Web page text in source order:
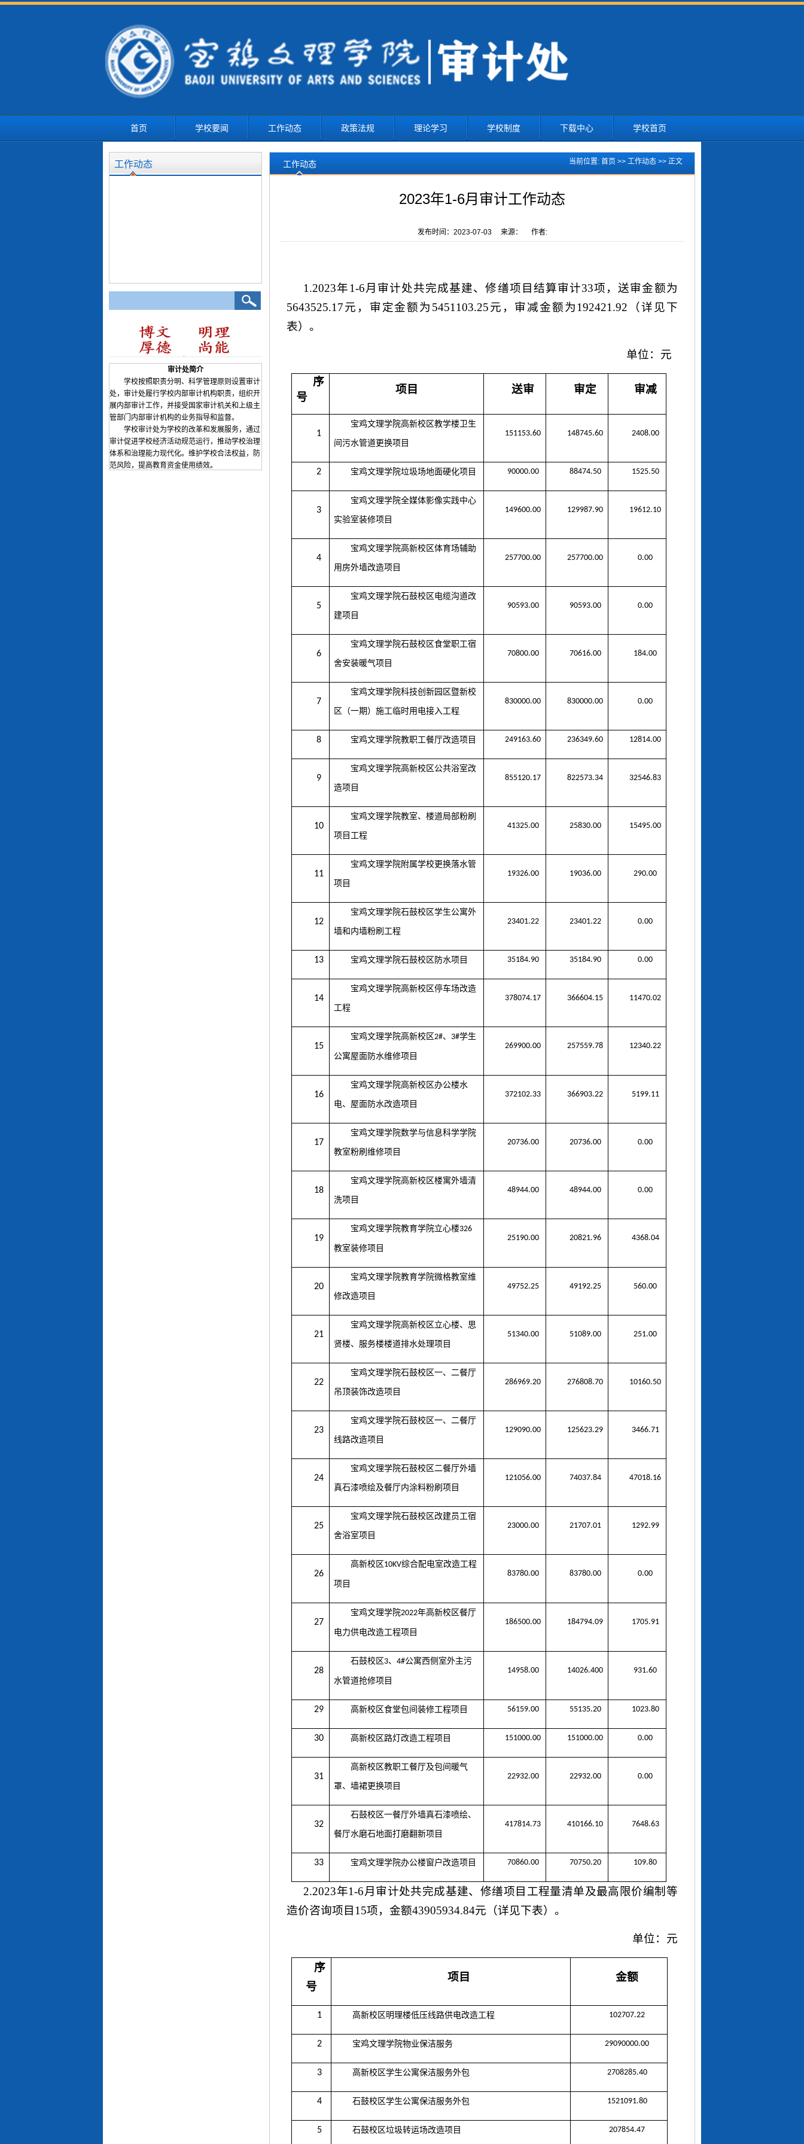
首页 学校要闻 工作动态 政策法规 理论学习 学校制度 下载中心 学校首页
工作动态
审计处简介
学校按照职责分明、科学管理原则设置审计
处，审计处履行学校内部审计机构职责，组织开
展内部审计工作，并接受国家审计机关和上级主
管部门内部审计机构的业务指导和监督。
学校审计处为学校的改革和发展服务，通过
审计促进学校经济活动规范运行，推动学校治理
体系和治理能力现代化。维护学校合法权益，防
范风险，提高教育资金使用绩效。
工作动态 当前位置: 首页 >> 工作动态 >> 正文
2023年1-6月审计工作动态
发布时间：2023-07-03 来源： 作者:
1.2023年1-6月审计处共完成基建、修缮项目结算审计33项，送审金额为
5643525.17元，审定金额为 5451103.25元，审减金额为192421.92 （详见下
表）。
单位：元
序
号
项目 送审 审定 审减
1
宝鸡文理学院高新校区教学楼卫生
间污水管道更换项目
151153.60 148745.60 2408.00
2 宝鸡文理学院垃圾场地面硬化项目 90000.00 88474.50 1525.50
3
宝鸡文理学院全媒体影像实践中心
实验室装修项目
149600.00 129987.90 19612.10
4
宝鸡文理学院高新校区体育场辅助
用房外墙改造项目
257700.00 257700.00 0.00
5
宝鸡文理学院石鼓校区电缆沟道改
建项目
90593.00 90593.00 0.00
6
宝鸡文理学院石鼓校区食堂职工宿
舍安装暖气项目
70800.00 70616.00 184.00
7
宝鸡文理学院科技创新园区暨新校
区（一期）施工临时用电接入工程
830000.00 830000.00 0.00
8 宝鸡文理学院教职工餐厅改造项目 249163.60 236349.60 12814.00
9
宝鸡文理学院高新校区公共浴室改
造项目
855120.17 822573.34 32546.83
10
宝鸡文理学院教室、楼道局部粉刷
项目工程
41325.00 25830.00 15495.00
11
宝鸡文理学院附属学校更换落水管
项目
19326.00 19036.00 290.00
12
宝鸡文理学院石鼓校区学生公寓外
墙和内墙粉刷工程
23401.22 23401.22 0.00
13 宝鸡文理学院石鼓校区防水项目 35184.90 35184.90 0.00
14
宝鸡文理学院高新校区停车场改造
工程
378074.17 366604.15 11470.02
15
宝鸡文理学院高新校区2#、 3#学生
公寓屋面防水维修项目
269900.00 257559.78 12340.22
16
宝鸡文理学院高新校区办公楼水
电、屋面防水改造项目
372102.33 366903.22 5199.11
17
宝鸡文理学院数学与信息科学学院
教室粉刷维修项目
20736.00 20736.00 0.00
18
宝鸡文理学院高新校区楼寓外墙清
洗项目
48944.00 48944.00 0.00
19
宝鸡文理学院教育学院立心楼326
教室装修项目
25190.00 20821.96 4368.04
20
宝鸡文理学院教育学院微格教室维
修改造项目
49752.25 49192.25 560.00
21
宝鸡文理学院高新校区立心楼、思
贤楼、服务楼楼道排水处理项目
51340.00 51089.00 251.00
22
宝鸡文理学院石鼓校区一、二餐厅
吊顶装饰改造项目
286969.20 276808.70 10160.50
23
宝鸡文理学院石鼓校区一、二餐厅
线路改造项目
129090.00 125623.29 3466.71
24
宝鸡文理学院石鼓校区二餐厅外墙
真石漆喷绘及餐厅内涂料粉刷项目
121056.00 74037.84 47018.16
25
宝鸡文理学院石鼓校区改建员工宿
舍浴室项目
23000.00 21707.01 1292.99
26
高新校区10KV综合配电室改造工程
项目
83780.00 83780.00 0.00
27
宝鸡文理学院2022年高新校区餐厅
电力供电改造工程项目
186500.00 184794.09 1705.91
28
石鼓校区3、 4#公寓西侧室外主污
水管道抢修项目
14958.00 14026.400 931.60
29 高新校区食堂包间装修工程项目 56159.00 55135.20 1023.80
30 高新校区路灯改造工程项目 151000.00 151000.00 0.00
31
高新校区教职工餐厅及包间暖气
罩、墙裙更换项目
22932.00 22932.00 0.00
32
石鼓校区一餐厅外墙真石漆喷绘、
餐厅水磨石地面打磨翻新项目
417814.73 410166.10 7648.63
33 宝鸡文理学院办公楼窗户改造项目 70860.00 70750.20 109.80
2.2023年1-6月审计处共完成基建、修缮项目工程量清单及最高限价编制等
造价咨询项目 15项，金额43905934.84元（详见下表）。
单位：元
序
号
项目 金额
1 高新校区明理楼低压线路供电改造工程 102707.22
2 宝鸡文理学院物业保洁服务 29090000.00
3 高新校区学生公寓保洁服务外包 2708285.40
4 石鼓校区学生公寓保洁服务外包 1521091.80
5 石鼓校区垃圾转运场改造项目 207854.47